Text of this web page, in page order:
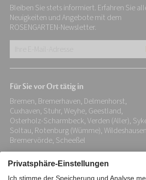
Bleiben Sie stets informiert. Erfahren Sie
Neuigkeiten und Angebote mit dem
ROSENGARTEN-Newsletter.
E-
Adresse:
*
Für Sie vor Ort tätig in
Bremen, Bremerhaven, Delmenhorst,
Cuxhaven, Stuhr, Weyhe, Geestland,
Osterholz-Scharmbeck, Verden (Aller),
Soltau, Rotenburg (Wümme),
Bremervörde, Scheeßel
Impressum Datenschutz